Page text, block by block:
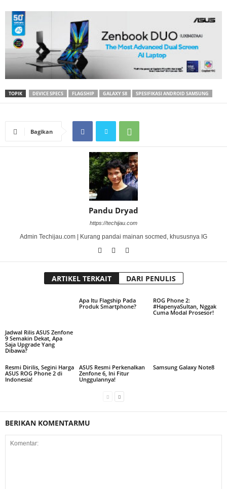
TOPIK DEVICE SPECS FLAGSHIP GALAXY S8 SPESIFIKASI ANDROID SAMSUNG
Bagikan
Pandu Dryad
https://techijau.com
Admin Techijau.com | Kurang pandai mainan socmed, khususnya IG
ARTIKEL TERKAIT DARI PENULIS
Jadwal Rilis ASUS Zenfone
9 Semakin Dekat, Apa
Saja Upgrade Yang
Dibawa?
Apa Itu Flagship Pada
Produk Smartphone?
ROG Phone 2:
#HapenyaSultan, Nggak
Cuma Modal Prosesor!
Resmi Dirilis, Segini Harga
ASUS ROG Phone 2 di
Indonesia!
ASUS Resmi Perkenalkan
Zenfone 6, Ini Fitur
Unggulannya!
Samsung Galaxy Note8
BERIKAN KOMENTARMU